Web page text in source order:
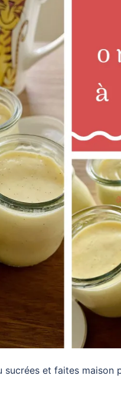
sucrées et faites